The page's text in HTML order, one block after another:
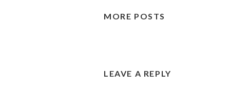
MORE POSTS
LEAVE A REPLY